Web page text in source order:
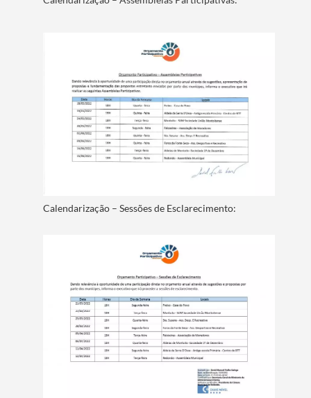
Termo de Pesquisa
Calendarização – Sessões de Esclarecimento: